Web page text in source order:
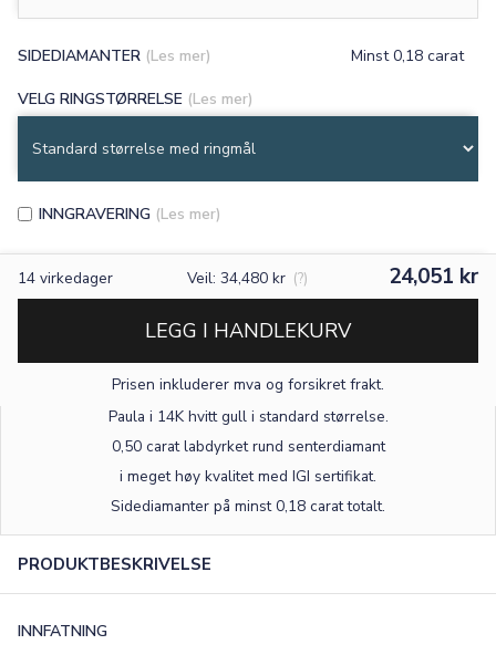
SIDEDIAMANTER (Les mer) Minst 0,18 carat
VELG RINGSTØRRELSE (Les mer)
INNGRAVERING (Les mer)
14 virkedager Veil: 34,480 kr (?) 24,051 kr
LEGG I HANDLEKURV
Prisen inkluderer mva og forsikret frakt.
Paula i 14K hvitt gulli standard størrelse.
0,50 carat labdyrket rund senterdiamant
i meget høy kvalitet med IGI sertifikat.
Sidediamanter på minst 0,18 carat totalt.
PRODUKTBESKRIVELSE
INNFATNING